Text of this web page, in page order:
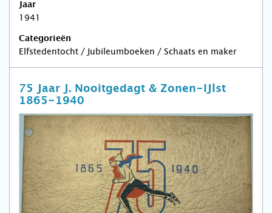
Jaar
1941
Categorieën
Elfstedentocht / Jubileumboeken / Schaats en maker
75 Jaar J. Nooitgedagt & Zonen-IJlst
1865-1940